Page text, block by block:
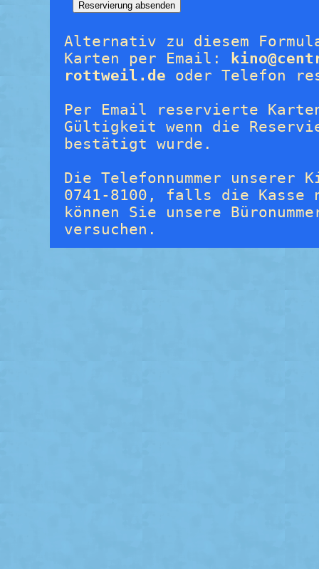
Alternativ zu diesem
Karten per Email:
rottweil.de oder Telefon
Per Email reservierte
Gültigkeit wenn die
bestätigt wurde.
Die Telefonnummer unserer
0741-8100, falls die
können Sie unsere
versuchen.